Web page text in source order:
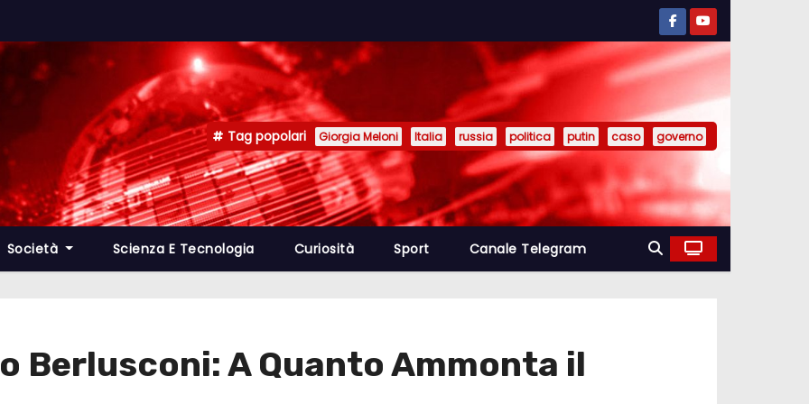
Tag popolari Giorgia Meloni Italia russia politica putin caso governo
Società Scienza E Tecnologia Curiosità Sport Canale Telegram
Berlusconi: A Quanto Ammonta il